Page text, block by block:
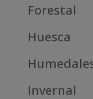
Forestal
Huesca
Invernal